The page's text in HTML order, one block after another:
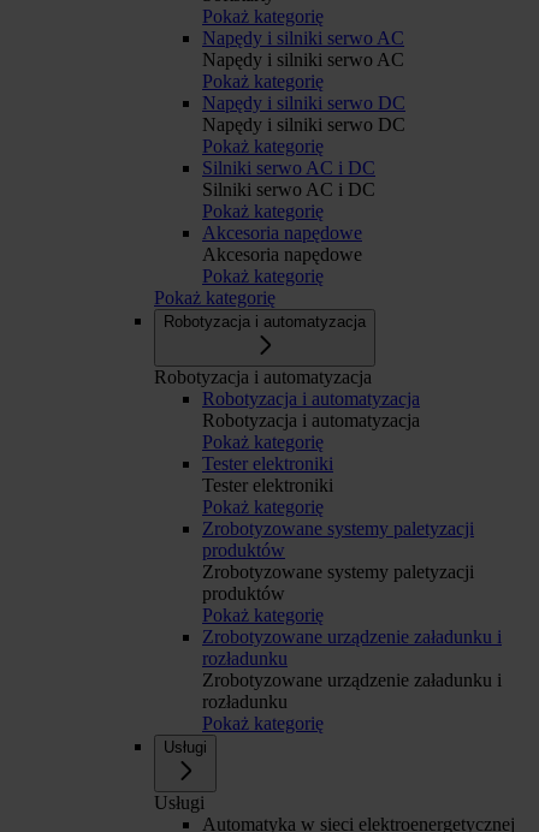
Pokaż kategorię
Napędy i silniki serwo AC
Napędy i silniki serwo AC
Pokaż kategorię
Napędy i silniki serwo DC
Napędy i silniki serwo DC
Pokaż kategorię
Silniki serwo AC i DC
Silniki serwo AC i DC
Pokaż kategorię
Akcesoria napędowe
Akcesoria napędowe
Pokaż kategorię
Pokaż kategorię
Robotyzacja i automatyzacja
Robotyzacja i automatyzacja
Robotyzacja i automatyzacja
Robotyzacja i automatyzacja
Pokaż kategorię
Tester elektroniki
Tester elektroniki
Pokaż kategorię
Zrobotyzowane systemy paletyzacji
produktów
Zrobotyzowane systemy paletyzacji
produktów
Pokaż kategorię
Zrobotyzowane urządzenie załadunku i
rozładunku
Zrobotyzowane urządzenie załadunku i
rozładunku
Pokaż kategorię
Usługi
Usługi
Automatyka w sieci elektroenergetycznej